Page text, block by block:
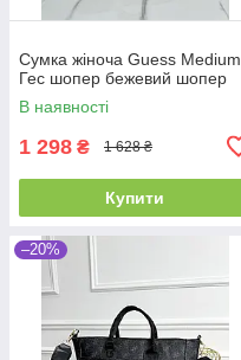
Сумка жіноча Guess Medium
Гес шопер бежевий шопер
В наявності
1 298 ₴ 1 628 ₴
Купити
–20%